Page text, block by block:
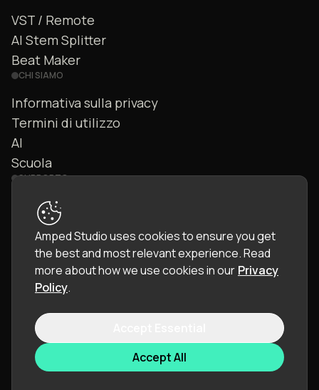
VST / Remote
AI Stem Splitter
Beat Maker
CHI SIAMO
Informativa sulla privacy
Termini di utilizzo
AI
Scuola
SUPPORTO
Contattaci
Community
Manuale
© 2026 LettoPro SA. All rights reserved.
Lingua:
Italiano (IT)
Amped Studio uses cookies to ensure you get
the best and most relevant experience.Read
more about how we use cookies in our Privacy
Policy.
Accept All